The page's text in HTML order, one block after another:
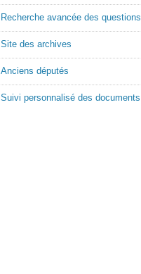
Recherche avancée des questions
Site des archives
Anciens députés
Suivi personnalisé des documents